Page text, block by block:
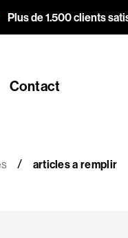
Plus de 1.500 clients
Contact
articles a remplir